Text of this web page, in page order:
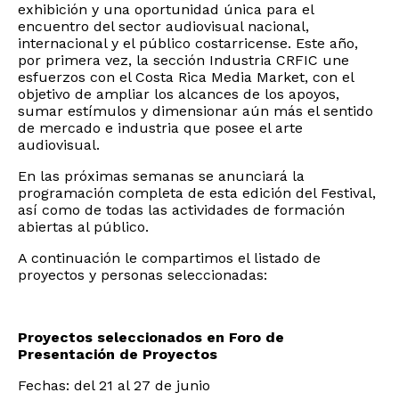
exhibición y una oportunidad única para el
encuentro del sector audiovisual nacional,
internacional y el público costarricense. Este año,
por primera vez, la sección Industria CRFIC une
esfuerzos con el Costa Rica Media Market, con el
objetivo de ampliar los alcances de los apoyos,
sumar estímulos y dimensionar aún más el sentido
de mercado e industria que posee el arte
audiovisual.
En las próximas semanas se anunciará la
programación completa de esta edición del Festival,
así como de todas las actividades de formación
abiertas al público.
A continuación le compartimos el listado de
proyectos y personas seleccionadas:
Proyectos seleccionados en Foro de
Presentación de Proyectos
Fechas: del 21 al 27 de junio